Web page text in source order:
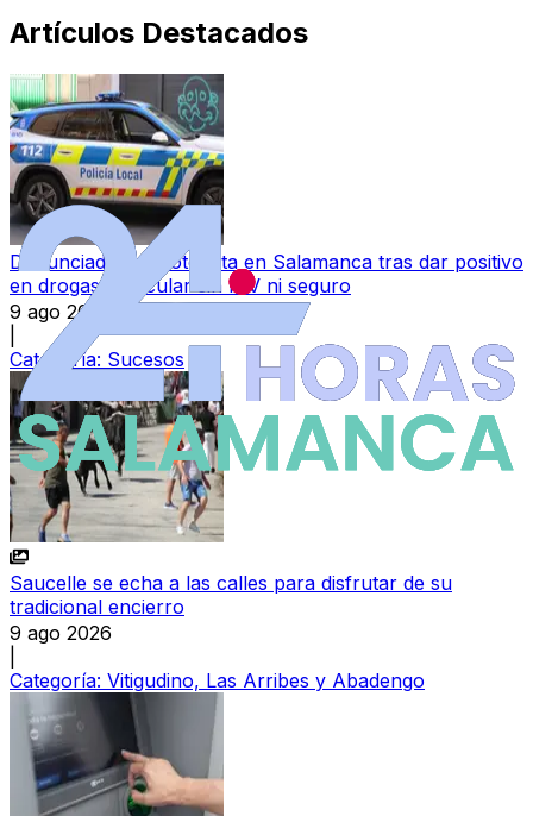
Artículos Destacados
Denunciado un motorista en Salamanca tras dar positivo
en drogas y circular sin ITV ni seguro
9 ago 2026
Categoría: Sucesos
Saucelle se echa a las calles para disfrutar de su
tradicional encierro
9 ago 2026
Categoría: Vitigudino, Las Arribes y Abadengo